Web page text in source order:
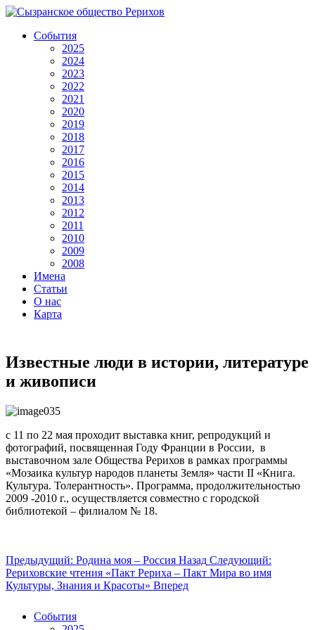
События
2025
2024
2023
2022
2021
2020
2019
2018
2017
2016
2015
2014
2013
2012
2011
2010
2009
2008
Имена
Статьи
О нас
Карта
Известные люди в истории, литературе
и живописи
с 11 по 22 мая проходит выставка книг, репродукций и
фотографий, посвященная Году Франции в России, в
выставочном зале Общества Рерихов в рамках программы
«Мозаика культур народов планеты Земля» части II «Книга.
Культура. Толерантность». Программа, продолжительностью
2009 -2010 г., осуществляется совместно с городской
библиотекой – филиалом № 18.
Предыдущий: Родина моя – Россия Назад Следующий:
Рериховские чтения «Пакт Рериха – Пакт Мира во имя
Культуры, Знания и Красоты» Вперед
События